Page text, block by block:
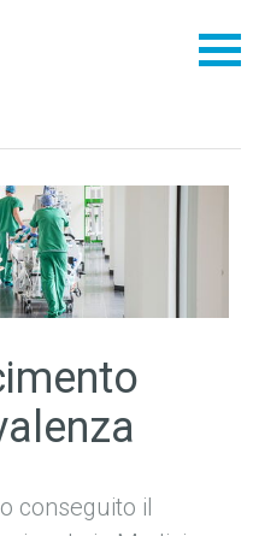
conseguito il